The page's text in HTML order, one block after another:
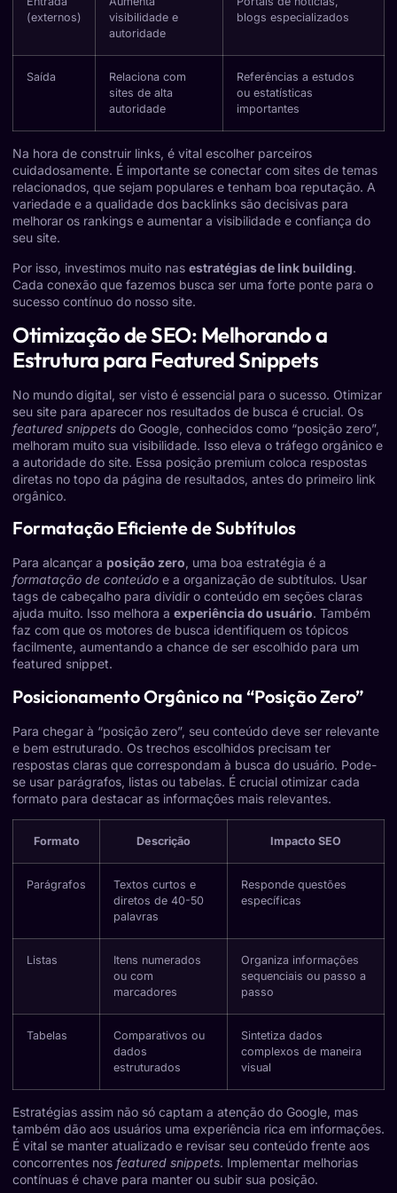
(externos)
visibilidade e
autoridade
blogs especializados
Saída
Relaciona com
sites de alta
autoridade
Referências a estudos
ou estatísticas
importantes
Na hora de construir links, é vital escolher parceiros
cuidadosamente. É importante se conectar com sites de temas
relacionados, que sejam populares e tenham boa reputação. A
variedade e a qualidade dos backlinks são decisivas para
melhorar os rankings e aumentar a visibilidade e confiança do
seu site.
Por isso, investimos muito nas estratégias de link building.
Cada conexão que fazemos busca ser uma forte ponte para o
sucesso contínuo do nosso site.
Otimização de SEO: Melhorando a
Estrutura para Featured Snippets
No mundo digital, ser visto é essencial para o sucesso. Otimizar
seu site para aparecer nos resultados de busca é crucial. Os
featured snippets do Google, conhecidos como “posição zero”,
melhoram muito sua visibilidade. Isso eleva o tráfego orgânico e
a autoridade do site. Essa posição premium coloca respostas
diretas no topo da página de resultados, antes do primeiro link
orgânico.
Formatação Eficiente de Subtítulos
Para alcançar a posição zero, uma boa estratégia é a
formatação de conteúdo e a organização de subtítulos. Usar
tags de cabeçalho para dividir o conteúdo em seções claras
ajuda muito. Isso melhora a experiência do usuário. Também
faz com que os motores de busca identifiquem os tópicos
facilmente, aumentando a chance de ser escolhido para um
featured snippet.
Posicionamento Orgânico na “Posição Zero”
Para chegar à “posição zero”, seu conteúdo deve ser relevante
e bem estruturado. Os trechos escolhidos precisam ter
respostas claras que correspondam à busca do usuário. Pode-
se usar parágrafos, listas ou tabelas. É crucial otimizar cada
formato para destacar as informações mais relevantes.
Formato Descrição Impacto SEO
Parágrafos
Textos curtos e
diretos de 40-50
palavras
Responde questões
específicas
Listas
Itens numerados
ou com
marcadores
Organiza informações
sequenciais ou passo a
passo
Tabelas
Comparativos ou
dados
estruturados
Sintetiza dados
complexos de maneira
visual
Estratégias assim não só captam a atenção do Google, mas
também dão aos usuários uma experiência rica em informações.
É vital se manter atualizado e revisar seu conteúdo frente aos
concorrentes nos featured snippets. Implementar melhorias
contínuas é chave para manter ou subir sua posição.